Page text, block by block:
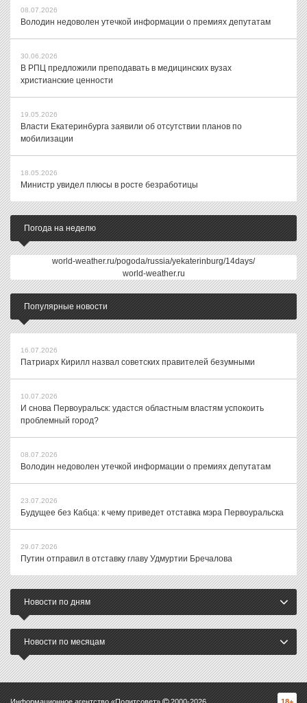
08.07.2026
Володин недоволен утечкой информации о премиях депутатам
30.06.2026
В РПЦ предложили преподавать в медицинских вузах
христианские ценности
19.05.2026
Власти Екатеринбурга заявили об отсутствии планов по
мобилизации
18.05.2026
Министр увидел плюсы в росте безработицы
Погода на неделю
world-weather.ru/pogoda/russia/yekaterinburg/14days/
world-weather.ru
Популярные новости
16.07.2026
Патриарх Кирилл назвал советских правителей безумными
10.07.2026
И снова Первоуральск: удастся областным властям успокоить
проблемный город?
08.07.2026
Володин недоволен утечкой информации о премиях депутатам
23.07.2026
Будущее без Кабца: к чему приведет отставка мэра Первоуральска
29.07.2026
Путин отправил в отставку главу Удмуртии Бречалова
Новости по дням
Новости по месяцам